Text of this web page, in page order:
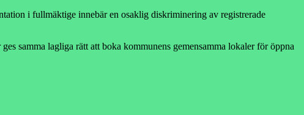
i fullmäktige innebär en osaklig diskriminering av registrerade
samma lagliga rätt att boka kommunens gemensamma lokaler för öppna